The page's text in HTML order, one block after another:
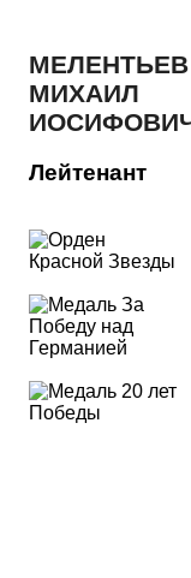
МЕЛЕНТЬЕВ
МИХАИЛ
Лейтенант